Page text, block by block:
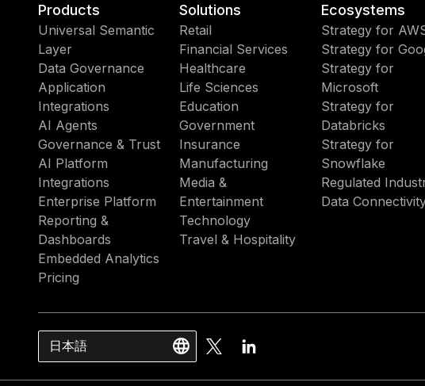
Products
Universal Semantic
Layer
Data Governance
Application
Integrations
AI Agents
Governance & Trust
AI Platform
Integrations
Enterprise Platform
Reporting &
Dashboards
Embedded Analytics
Pricing
Solutions
Retail
Financial Services
Healthcare
Life Sciences
Education
Government
Insurance
Manufacturing
Media &
Entertainment
Technology
Travel & Hospitality
Ecosystems
Strategy for
Strategy for
Strategy for
Microsoft
Strategy for
Databricks
Strategy for
Snowflake
Regulated
Data
日本語